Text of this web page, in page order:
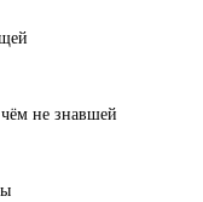
не знавшей